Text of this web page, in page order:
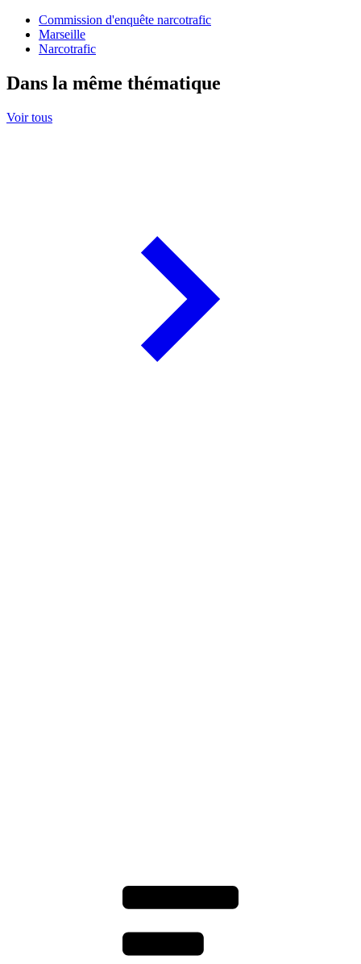
Commission d'enquête narcotrafic
Marseille
Narcotrafic
Dans la même thématique
Voir tous